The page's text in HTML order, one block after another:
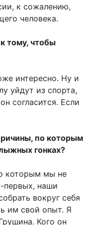
к сожалению,
человека.
тому, чтобы
интересно. Ну и
уйдут из спорта,
согласится. Если
по которым
гонках?
которым мы не
первых, наши
вокруг себя
им свой опыт. Я
Кого он